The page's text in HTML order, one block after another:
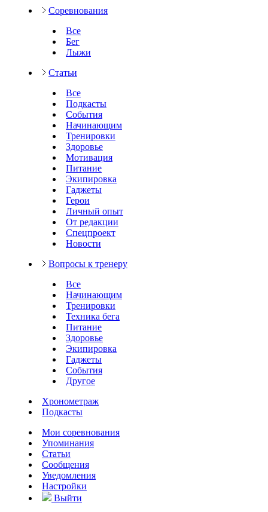
Соревнования
Все
Бег
Лыжи
Статьи
Все
Подкасты
События
Начинающим
Тренировки
Здоровье
Мотивация
Питание
Экипировка
Гаджеты
Герои
Личный опыт
От редакции
Спецпроект
Новости
Вопросы к тренеру
Все
Начинающим
Тренировки
Техника бега
Питание
Здоровье
Экипировка
Гаджеты
События
Другое
Хронометраж
Подкасты
Мои соревнования
Упоминания
Статьи
Сообщения
Уведомления
Настройки
Выйти